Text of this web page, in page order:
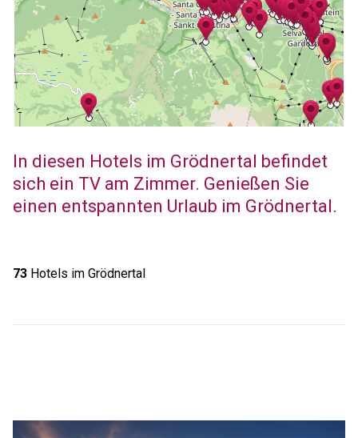
In diesen Hotels im Grödnertal befindet
sich ein TV am Zimmer. Genießen Sie
einen entspannten Urlaub im Grödnertal.
73Hotels im Grödnertal